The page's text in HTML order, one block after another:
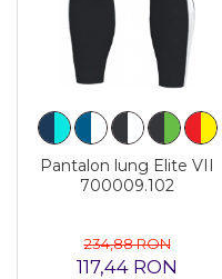
Pantalon lung Elite VII
700009.102
234,88 RON
117,44 RON